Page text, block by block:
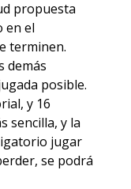
propuesta
en el
terminen.
demás
posible.
y 16
sencilla, y la
jugar
se podrá